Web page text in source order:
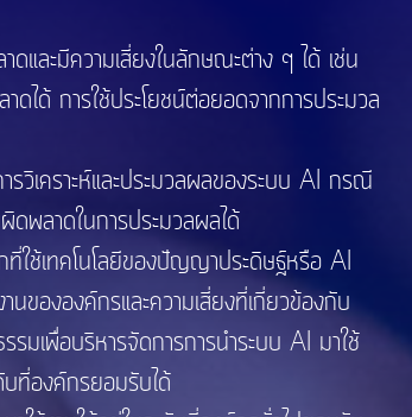
ละมีความเสี่ยงในลักษณะต่าง ๆ ได้ เช่น
ได้ การใช้ประโยชน์ต่อยอดจากการประมวล
เคราะห์และประมวลผลของระบบ AI กรณี
พลาดในการประมวลผลได้
ช้เทคโนโลยีของปัญญาประดิษฐ์หรือ AI
ขององค์กรและความเสี่ยงที่เกี่ยวข้องกับ
รมเพื่อบริหารจัดการการนำระบบ AI มาใช้
บที่องค์กรยอมรับได้